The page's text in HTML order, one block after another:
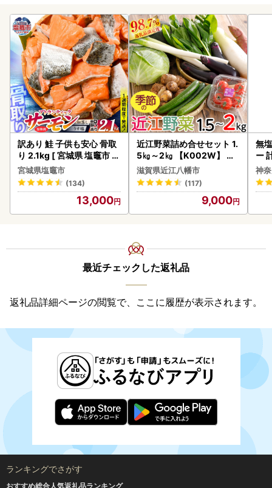
訳あり 鮭 子供も安心 骨取
り 2.1kg [ 宮城県 塩竈市 ]
鮭
宮城県塩竈市
(134)
13,000
近江野菜詰め合せセット 1.
5㎏～2㎏ 【K002W】 野
菜 旬 新鮮
滋賀県近江八幡市
(117)
9,000
無
ー
】
神
最近チェックした返礼品
返礼品詳細ページの閲覧で、ここに履歴が表示されます。
ランキングでさがす
おすすめ総合人気返礼品ランキング